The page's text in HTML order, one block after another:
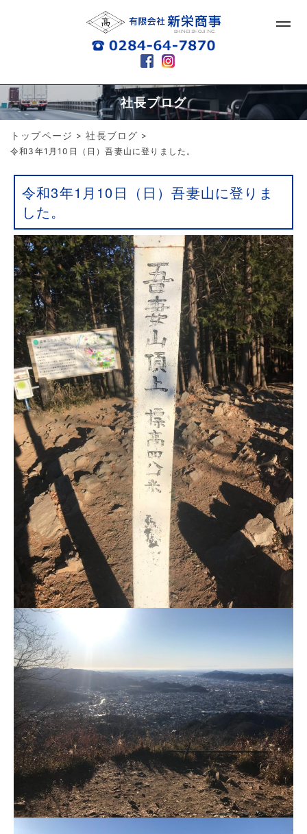
社長ブログ
トップページ > 社長ブログ >
令和3年1月10日（日）吾妻山に登りました。
令和3年1月10日（日）吾妻山に登りま
した。